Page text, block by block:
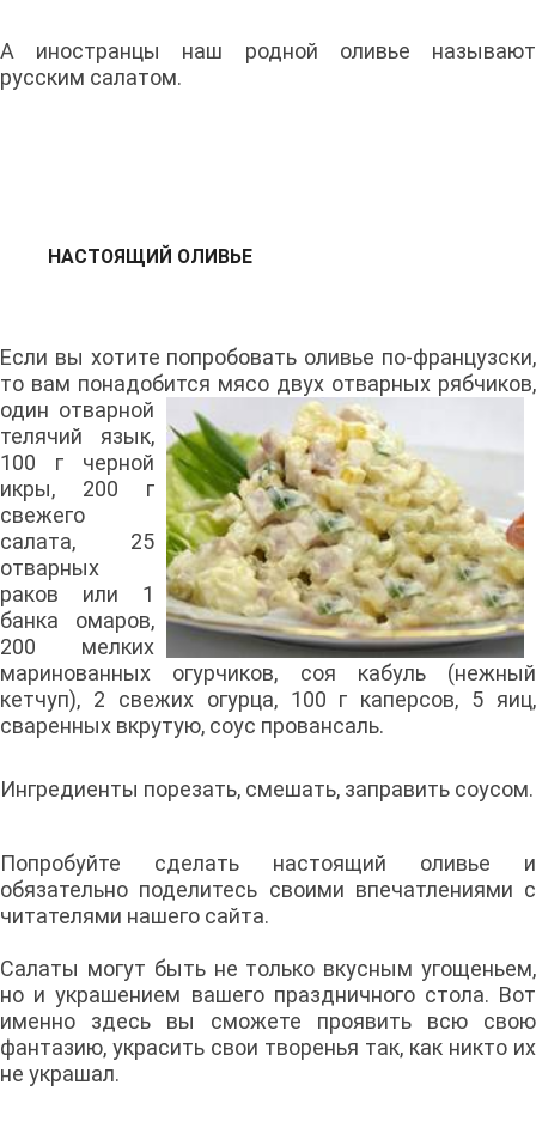
А иностранцы наш родной оливье называют
русским салатом.
НАСТОЯЩИЙ ОЛИВЬЕ
Если вы хотите попробовать оливье по-французски,
то вам понадобится мясо двух отварных рябчиков,
один отварной
телячий язык,
100 г черной
икры, 200 г
свежего
салата, 25
отварных
раков или 1
банка омаров,
200 мелких
маринованных огурчиков, соя кабуль (нежный
кетчуп), 2 свежих огурца, 100 г каперсов, 5 яиц,
сваренных вкрутую, соус провансаль.
Ингредиенты порезать, смешать, заправить соусом.
Попробуйте сделать настоящий оливье и
обязательно поделитесь своими впечатлениями с
читателями нашего сайта.
Салаты могут быть не только вкусным угощеньем,
но и украшением вашего праздничного стола. Вот
именно здесь вы сможете проявить всю свою
фантазию, украсить свои творенья так, как никто их
не украшал.